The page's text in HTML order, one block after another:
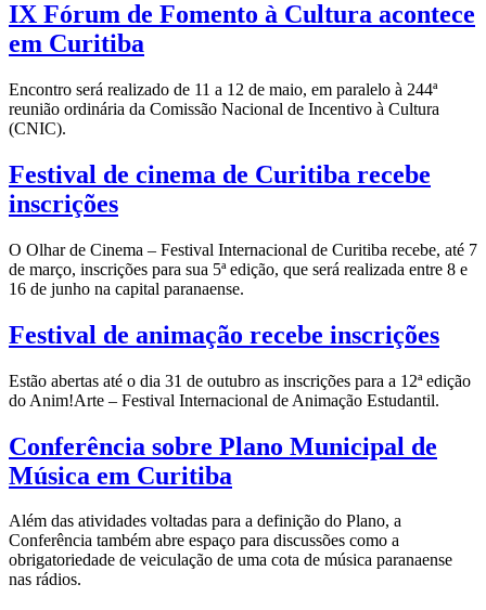
IX Fórum de Fomento à Cultura acontece
em Curitiba
Encontro será realizado de 11 a 12 de maio, em paralelo à 244ª
reunião ordinária da Comissão Nacional de Incentivo à Cultura
(CNIC).
Festival de cinema de Curitiba recebe
inscrições
O Olhar de Cinema – Festival Internacional de Curitiba recebe, até 7
de março, inscrições para sua 5ª edição, que será realizada entre 8 e
16 de junho na capital paranaense.
Festival de animação recebe inscrições
Estão abertas até o dia 31 de outubro as inscrições para a 12ª edição
do Anim!Arte – Festival Internacional de Animação Estudantil.
Conferência sobre Plano Municipal de
Música em Curitiba
Além das atividades voltadas para a definição do Plano, a
Conferência também abre espaço para discussões como a
obrigatoriedade de veiculação de uma cota de música paranaense
nas rádios.